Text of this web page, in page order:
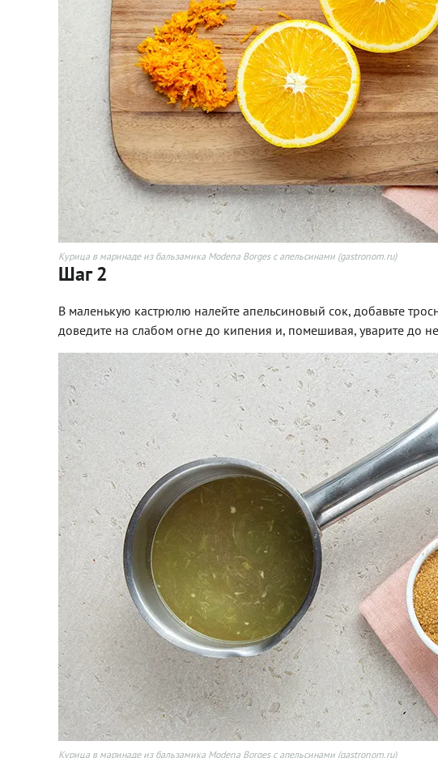
Курица в маринаде из бальзамика Modena Borges с апельсинами (gastronom.ru)
Шаг 2
В маленькую кастрюлю налейте апельсиновый сок, добавьте
доведите на слабом огне до кипения и, помешивая, уварите до
Курица в маринаде из бальзамика Modena Borges с апельсинами (gastronom.ru)